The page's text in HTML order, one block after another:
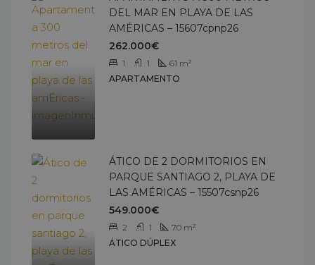
DEL MAR EN PLAYA DE LAS
AMÉRICAS – 15607cpnp26
262.000€
1 1 61 m²
APARTAMENTO
ÁTICO DE 2 DORMITORIOS EN
PARQUE SANTIAGO 2, PLAYA DE
LAS AMÉRICAS – 15507csnp26
549.000€
2 1 70 m²
ÁTICO DÚPLEX